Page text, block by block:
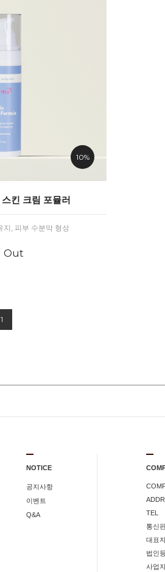
10%
킨 크림 포뮬러
지, 피부 수분막 형성
Out
1
NOTICE
공지사항
이벤트
Q&A
TEL
통신
대표
법인
사업